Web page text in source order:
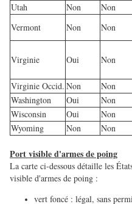
Utah
Non Non
Vermont
Non Non
Virginie Oui Non
Virginie Occid. Non Non
Washington
Oui Non
Wisconsin
Oui Non
Wyoming
Non Non
Port visible d'armes de poing
La carte ci-dessous détaille les
visible d'armes de poing :
vert foncé : légal, sans